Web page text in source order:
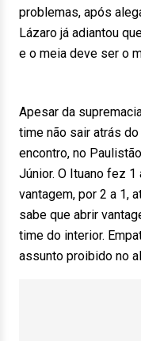
problemas, após
Lázaro já adiantou
e o meia deve ser o
Apesar da
time não sair atrás
encontro, no
Júnior. O Ituano fez
vantagem, por 2 a 1,
sabe que abrir
time do interior.
assunto proibido no